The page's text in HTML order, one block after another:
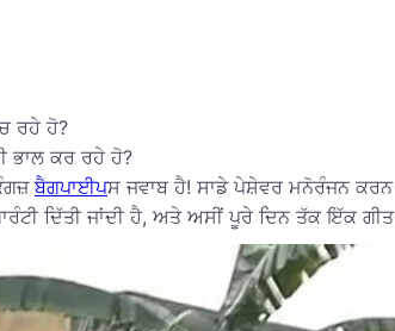
ਰਹੇ ਹੋ?
ਭਾਲ ਕਰ ਰਹੇ ਹੋ?
ਬੈਗਪਾਈਪਸ ਜਵਾਬ ਹੈ! ਸਾਡੇ ਪੇਸ਼ੇਵਰ ਮਨੋਰੰਜਨ
ਦਿੱਤੀ ਜਾਂਦੀ ਹੈ, ਅਤੇ ਅਸੀਂ ਪੂਰੇ ਦਿਨ ਤੱਕ ਇੱਕ